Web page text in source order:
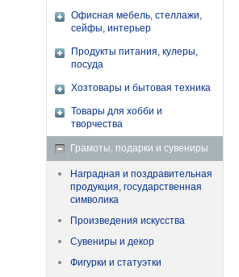
Офисная мебель, стеллажи,
сейфы, интерьер
Продукты питания, кулеры,
посуда
Хозтовары и бытовая техника
Товары для хобби и
творчества
Грамоты, подарки и сувениры
Наградная и поздравительная
продукция, государственная
символика
Произведения искусства
Сувениры и декор
Фигурки и статуэтки